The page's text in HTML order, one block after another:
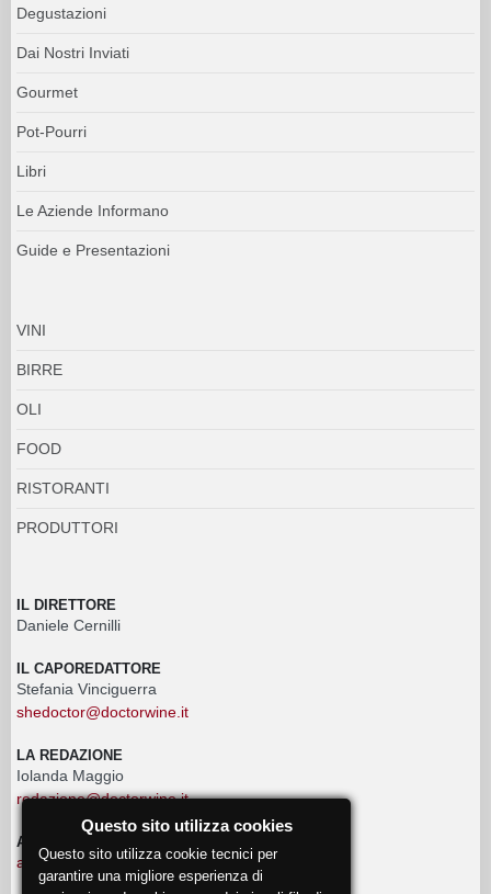
Degustazioni
Dai Nostri Inviati
Gourmet
Pot-Pourri
Libri
Le Aziende Informano
Guide e Presentazioni
VINI
BIRRE
OLI
FOOD
RISTORANTI
PRODUTTORI
IL DIRETTORE
Daniele Cernilli
IL CAPOREDATTORE
Stefania Vinciguerra
shedoctor@doctorwine.it
LA REDAZIONE
Iolanda Maggio
redazione@doctorwine.it
ADVERTISING
advertising@doctorwine.it
Questo sito utilizza cookies
Questo sito utilizza cookie tecnici per
garantire una migliore esperienza di